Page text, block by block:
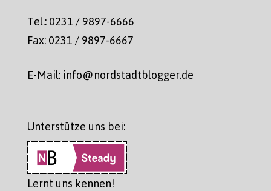
Tel.: 0231 / 9897-6666
Fax: 0231 / 9897-6667
E-Mail: info@nordstadtblogger.de
Unterstütze uns bei:
Lernt uns kennen!